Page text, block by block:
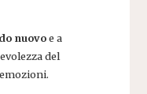
nuovoe a
del